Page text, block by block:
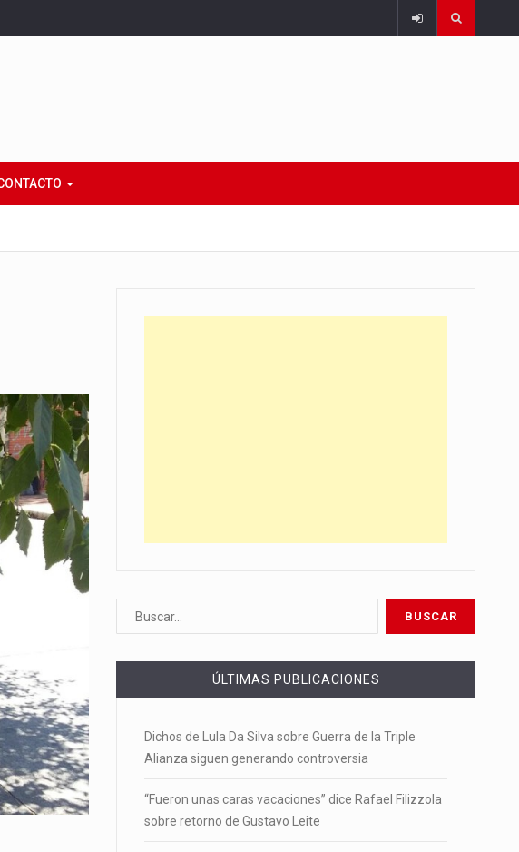
ÚLTIMAS PUBLICACIONES
Dichos de Lula Da Silva sobre Guerra de la Triple
Alianza siguen generando controversia
“Fueron unas caras vacaciones” dice Rafael Filizzola
sobre retorno de Gustavo Leite